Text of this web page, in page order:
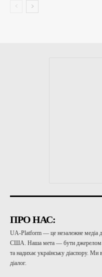
ПРО НАС:
UA-Platform — це незалежне медіа
США. Наша мета — бути джерелом
та надихає українську діаспору. Ми
діалог.